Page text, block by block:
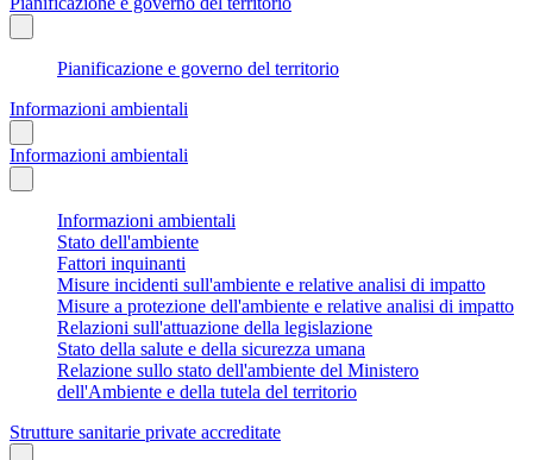
Pianificazione e governo del territorio
Informazioni ambientali
Informazioni ambientali
Informazioni ambientali
Stato dell'ambiente
Fattori inquinanti
Misure incidenti sull'ambiente e relative analisi di impatto
Misure a protezione dell'ambiente e relative analisi di impatto
Relazioni sull'attuazione della legislazione
Stato della salute e della sicurezza umana
Relazione sullo stato dell'ambiente del Ministero
dell'Ambiente e della tutela del territorio
Strutture sanitarie private accreditate